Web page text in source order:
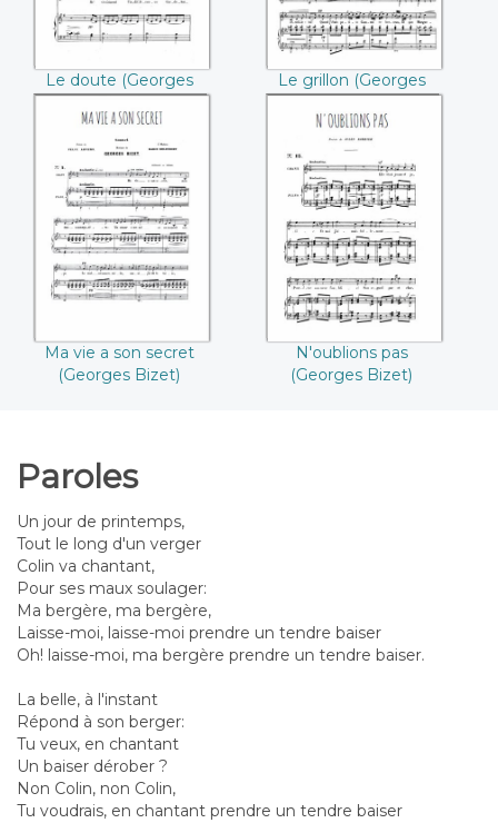
Le doute (Georges
Bizet)
Le grillon (Georges
Bizet)
Ma vie a son secret
((Georges Bizet))
Ma vie a son secret
(Georges Bizet)
N'oublions pas
((Georges Bizet))
N'oublions pas
(Georges Bizet)
Paroles
Un jour de printemps,
Tout le long d'un verger
Colin va chantant,
Pour ses maux soulager:
Ma bergère, ma bergère,
Laisse-moi, laisse-moi prendre un tendre baiser
Oh! laisse-moi, ma bergère prendre un tendre baiser.
La belle, à l'instant
Répond à son berger:
Tu veux, en chantant
Un baiser dérober ?
Non Colin, non Colin,
Tu voudrais, en chantant prendre un tendre baiser